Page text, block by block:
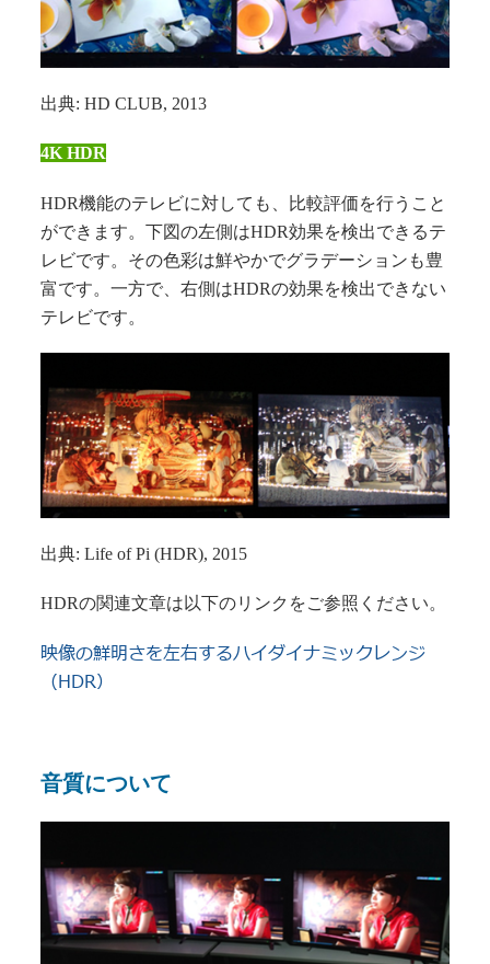
出典: HD CLUB, 2013
4K HDR
HDR機能のテレビに対しても、比較評価を行うこと
ができます。下図の左側はHDR効果を検出できるテ
レビです。その色彩は鮮やかでグラデーションも豊
富です。一方で、右側はHDRの効果を検出できない
テレビです。
出典: Life of Pi (HDR), 2015
HDRの関連文章は以下のリンクをご参照ください。
映像の鮮明さを左右するハイダイナミックレンジ
（HDR）
音質について